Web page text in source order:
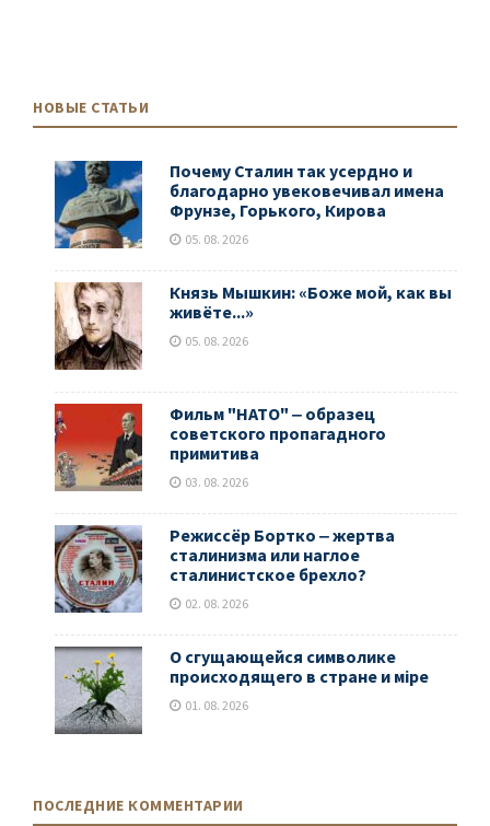
НОВЫЕ СТАТЬИ
Почему Сталин так усердно и
благодарно увековечивал имена
Фрунзе, Горького, Кирова
05. 08. 2026
Князь Мышкин: «Боже мой, как вы
живёте...»
05. 08. 2026
Фильм "НАТО" ‒ образец
советского пропагадного
примитива
03. 08. 2026
Режиссёр Бортко ‒ жертва
сталинизма или наглое
сталинистское брехло?
02. 08. 2026
О сгущающейся символике
происходящего в стране и мiре
01. 08. 2026
ПОСЛЕДНИЕ КОММЕНТАРИИ